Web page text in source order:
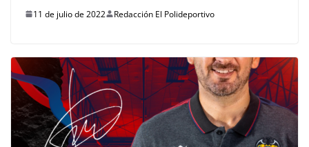
11 de julio de 2022 Redacción El Polideportivo